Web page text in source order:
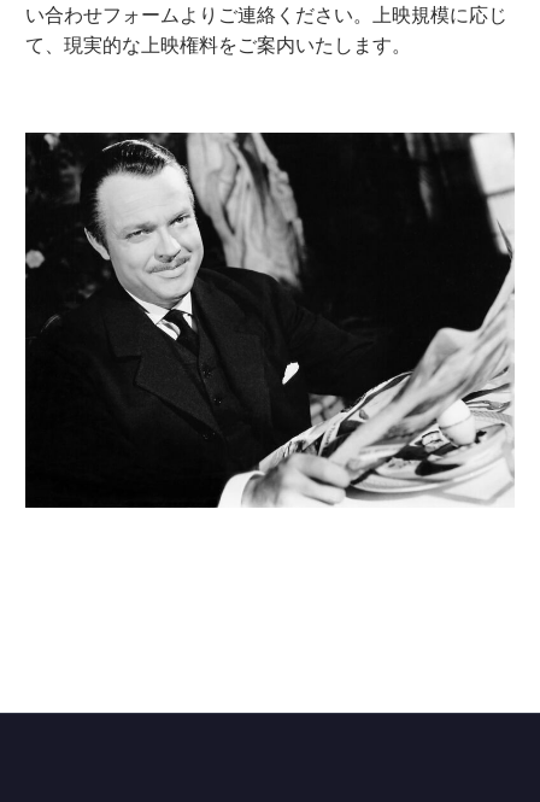
い合わせフォームよりご連絡ください。上映規模に応じ
て、現実的な上映権料をご案内いたします。